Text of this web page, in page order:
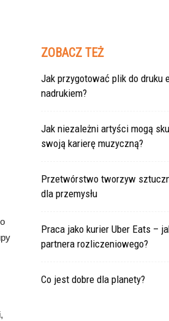
ZOBACZ TEŻ
Jak przygotować plik do druku
nadrukiem?
Jak niezależni artyści mogą
swoją karierę muzyczną?
Przetwórstwo tworzyw
dla przemysłu
Praca jako kurier Uber Eats –
partnera rozliczeniowego?
Co jest dobre dla planety?